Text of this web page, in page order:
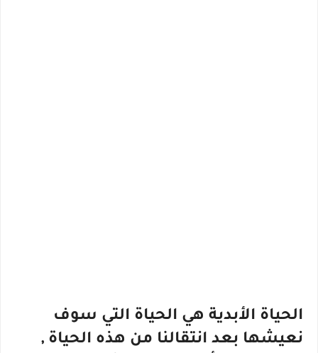
الحياة الأبدية هي الحياة التي سوف
نعيشها بعد انتقالنا من هذه الحياة ,